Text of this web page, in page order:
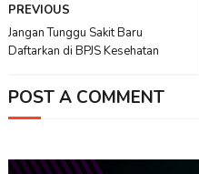
PREVIOUS
Jangan Tunggu Sakit Baru
Daftarkan di BPJS Kesehatan
POST A COMMENT